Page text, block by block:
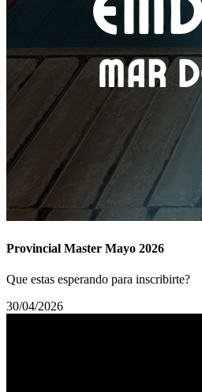
Provincial Master Mayo 2026
Que estas esperando para inscribirte?
30/04/2026